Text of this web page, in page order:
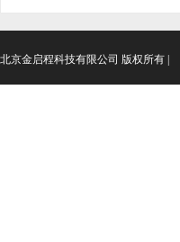
北京金启程科技有限公司 版权所有 |